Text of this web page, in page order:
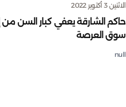
الاثنين 3 أكتوبر 2022
حاكم الشارقة يعفي كبار السن من
سوق العرصة
null